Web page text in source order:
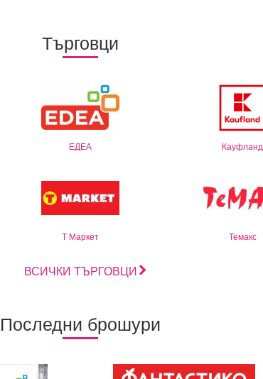
Търговци
ЕДЕА Кауфланд
Т Маркет Темакс
ВСИЧКИ ТЪРГОВЦИ
Последни брошури